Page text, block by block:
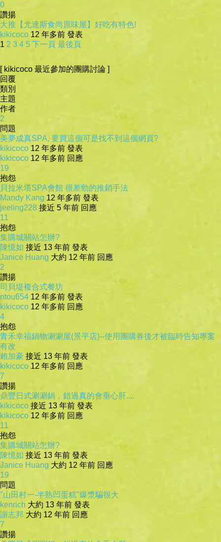
0
讚揚
大推【尤達斯食尚原味屋】好吃有特色!
kikicoco 12 年多前 發表
1 2 3 4 5 下一頁 最後頁
[ kikicoco 最近參加的團購討論 ]
回覆
類別
主題
作者
2
問題
美夢成真SPA, 要買這個可是找不到這個網頁?
kikicoco 12 年多前 發表
kikicoco 12 年多前 回應
19
抱怨
貝拉米塔SPA會館 很差勁的推銷手法
Mandy Kang 12 年多前 發表
jeeling228 接近 5 年前 回應
11
抱怨
集購城關站怎辦?
陳憶如 接近 13 年前 發表
Janice Huang 大約 12 年前 回應
2
讚揚
司貝堤複合式餐坊
ntou654 12 年多前 發表
kikicoco 12 年多前 回應
4
抱怨
青禾幸福鍋物涮涮屋(景平店)--使用團購券後才被臨時告知專案
有改
賴加豪 接近 13 年前 發表
kikicoco 12 年多前 回應
7
讚揚
鼎豐日式涮涮鍋，錯過真的會垂心肝....
kikicoco 接近 13 年前 發表
kikicoco 12 年多前 回應
11
抱怨
集購城關站怎辦?
陳憶如 接近 13 年前 發表
Janice Huang 大約 12 年前 回應
19
問題
"山田村一-半熟凹蛋糕"爆漿騙很大
kenrich 大約 13 年前 發表
謝志邦 大約 12 年前 回應
7
讚揚